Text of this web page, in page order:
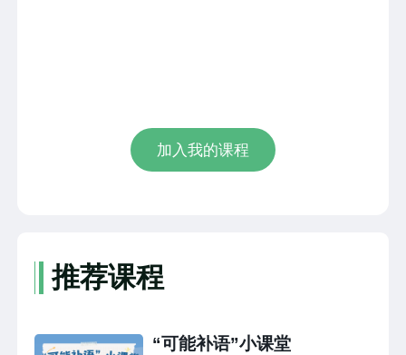
加入我的课程
推荐课程
“可能补语”小课堂